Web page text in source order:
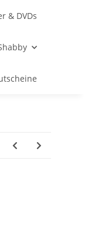
& DVDs